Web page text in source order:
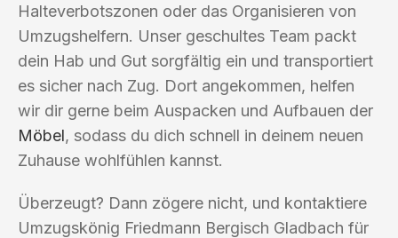
Halteverbotszonen oder das Organisieren von
Umzugshelfern. Unser geschultes Team packt
dein Hab und Gut sorgfältig ein und transportiert
es sicher nach Zug. Dort angekommen, helfen
wir dir gerne beim Auspacken und Aufbauen der
Möbel, sodass du dich schnell in deinem neuen
Zuhause wohlfühlen kannst.
Überzeugt? Dann zögere nicht, und kontaktiere
Umzugskönig Friedmann Bergisch Gladbach für